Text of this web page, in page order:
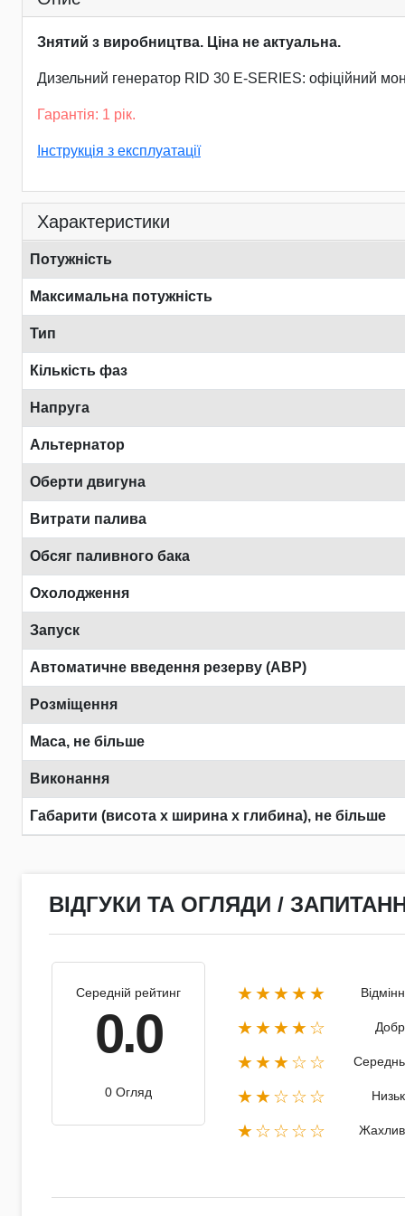
Знятий з виробництва. Ціна не актуальна.
Дизельний генератор RID 30 E-SERIES: офіційний
Гарантія: 1 рік.
Інструкція з експлуатації
Характеристики
Потужність
Максимальна потужність
Тип
Кількість фаз
Напруга
Альтернатор
Оберти двигуна
Витрати палива
Обсяг паливного бака
Охолодження
Запуск
Автоматичне введення резерву (АВР)
Розміщення
Маса, не більше
Виконання
Габарити (висота х ширина х глибина), не більше
ВІДГУКИ ТА ОГЛЯДИ /
Середній рейтинг
0.0
0 Огляд
★★★★★
★★★★☆
★★★☆☆
★★☆☆☆
★☆☆☆☆